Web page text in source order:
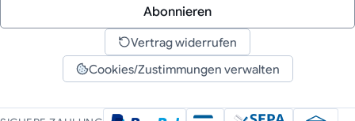
Abonnieren
Vertrag widerrufen
Cookies/Zustimmungen verwalten